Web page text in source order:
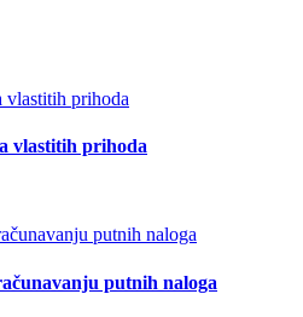
vlastitih prihoda
putnih naloga